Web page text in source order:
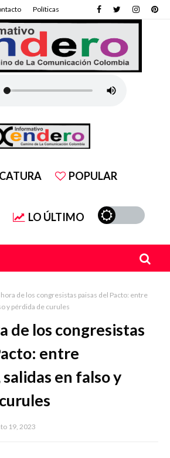
Políticas
POPULAR
LO ÚLTIMO
hora de los congresistas paisas del Pacto: entre
y pérdida de curules
de los congresistas
entre
en falso y
19, 2023